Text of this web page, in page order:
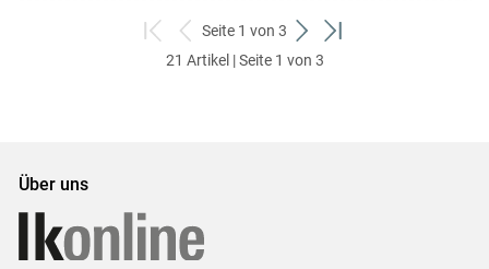
zum
ersten
zurück
zum
Seite 1 von 3
weiter
zum
zum
21 Artikel | Seite 1 von 3
Über uns